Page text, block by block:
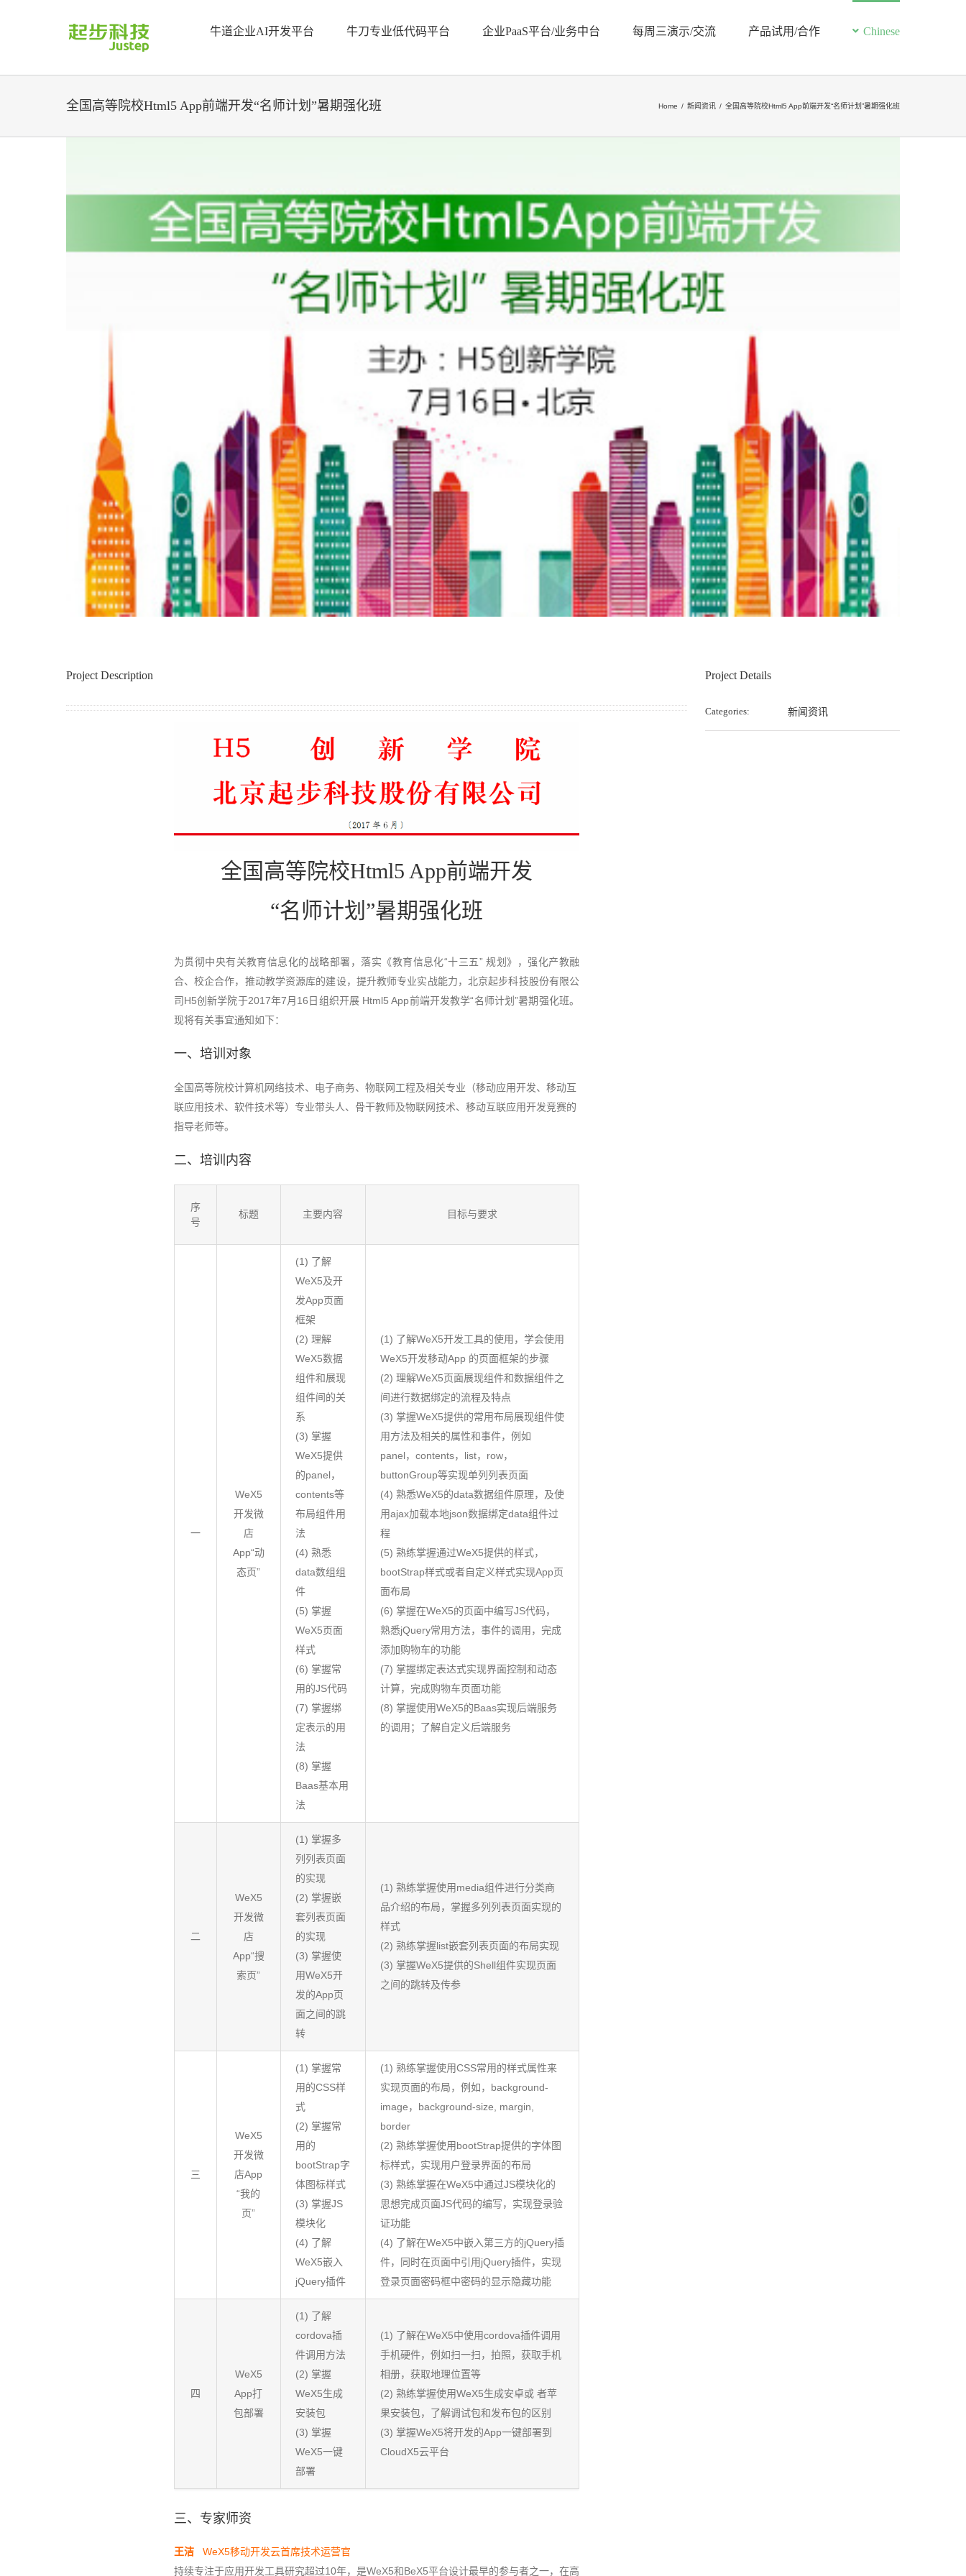
牛道企业AI开发平台 牛刀专业低代码平台 企业PaaS平台/业务中台 每周三演示/交流 产品试用/合作 Chinese
全国高等院校Html5 App前端开发“名师计划”暑期强化班 Home / 新闻资讯 / 全国高等院校Html5 App前端开发“名师计划”暑期强化班
Project Description
全国高等院校Html5 App前端开发
“名师计划”暑期强化班
为贯彻中央有关教育信息化的战略部署，落实《教育信息化“十三五” 规划》，强化产教融
合、校企合作，推动教学资源库的建设，提升教师专业实战能力，北京起步科技股份有限公
司H5创新学院于2017年7月16日组织开展 Html5 App前端开发教学“名师计划”暑期强化班。
现将有关事宜通知如下：
一、培训对象
全国高等院校计算机网络技术、电子商务、物联网工程及相关专业（移动应用开发、移动互
联应用技术、软件技术等）专业带头人、骨干教师及物联网技术、移动互联应用开发竞赛的
指导老师等。
二、培训内容
序
号
标题 主要内容 目标与要求
一
WeX5
开发微
店
App“动
态页”
(1) 了解
WeX5及开
发App页面
框架
(2) 理解
WeX5数据
组件和展现
组件间的关
系
(3) 掌握
WeX5提供
的panel，
contents等
布局组件用
法
(4) 熟悉
data数组组
件
(5) 掌握
WeX5页面
样式
(6) 掌握常
用的JS代码
(7) 掌握绑
定表示的用
法
(8) 掌握
Baas基本用
法
(1) 了解WeX5开发工具的使用，学会使用
WeX5开发移动App 的页面框架的步骤
(2) 理解WeX5页面展现组件和数据组件之
间进行数据绑定的流程及特点
(3) 掌握WeX5提供的常用布局展现组件使
用方法及相关的属性和事件，例如
panel，contents，list，row，
buttonGroup等实现单列列表页面
(4) 熟悉WeX5的data数据组件原理，及使
用ajax加载本地json数据绑定data组件过
程
(5) 熟练掌握通过WeX5提供的样式，
bootStrap样式或者自定义样式实现App页
面布局
(6) 掌握在WeX5的页面中编写JS代码，
熟悉jQuery常用方法，事件的调用，完成
添加购物车的功能
(7) 掌握绑定表达式实现界面控制和动态
计算，完成购物车页面功能
(8) 掌握使用WeX5的Baas实现后端服务
的调用；了解自定义后端服务
二
WeX5
开发微
店
App“搜
索页”
(1) 掌握多
列列表页面
的实现
(2) 掌握嵌
套列表页面
的实现
(3) 掌握使
用WeX5开
发的App页
面之间的跳
转
(1) 熟练掌握使用media组件进行分类商
品介绍的布局，掌握多列列表页面实现的
样式
(2) 熟练掌握list嵌套列表页面的布局实现
(3) 掌握WeX5提供的Shell组件实现页面
之间的跳转及传参
三
WeX5
开发微
店App
“我的
页”
(1) 掌握常
用的CSS样
式
(2) 掌握常
用的
bootStrap字
体图标样式
(3) 掌握JS
模块化
(4) 了解
WeX5嵌入
jQuery插件
(1) 熟练掌握使用CSS常用的样式属性来
实现页面的布局，例如，background-
image，background-size, margin,
border
(2) 熟练掌握使用bootStrap提供的字体图
标样式，实现用户登录界面的布局
(3) 熟练掌握在WeX5中通过JS模块化的
思想完成页面JS代码的编写，实现登录验
证功能
(4) 了解在WeX5中嵌入第三方的jQuery插
件，同时在页面中引用jQuery插件，实现
登录页面密码框中密码的显示隐藏功能
四
WeX5
App打
包部署
(1) 了解
cordova插
件调用方法
(2) 掌握
WeX5生成
安装包
(3) 掌握
WeX5一键
部署
(1) 了解在WeX5中使用cordova插件调用
手机硬件，例如扫一扫，拍照，获取手机
相册，获取地理位置等
(2) 熟练掌握使用WeX5生成安卓或 者苹
果安装包，了解调试包和发布包的区别
(3) 掌握WeX5将开发的App一键部署到
CloudX5云平台
三、专家师资
王洁WeX5移动开发云首席技术运营官
持续专注于应用开发工具研究超过10年，是WeX5和BeX5平台设计最早的参与者之一，在高
Project Details
Categories: 新闻资讯